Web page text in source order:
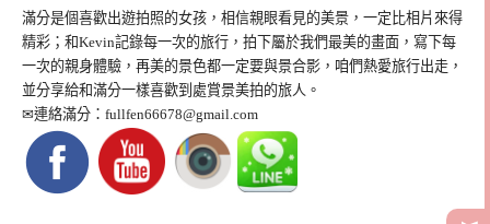
滿分是個喜歡出遊拍照的女孩，相信親眼看見的美景，一定比相片來得
精彩；和Kevin記錄每一次的旅行，拍下屬於我們最美的畫面，寫下每
一次的親身體驗，再美的景色都一定要與景合影，咱們熱愛旅行出走，
並分享給和滿分一樣喜歡到處賞景美拍的旅人。
✉連絡滿分： fullfen66678@gmail.com